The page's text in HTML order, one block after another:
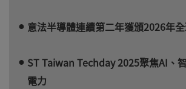
意法半導體連續第二年獲頒2026年
ST Taiwan Techday 2025聚焦AI、
電力